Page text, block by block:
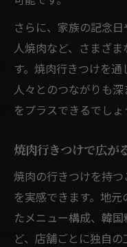
さらに、家族の記念
人焼肉など、さまざ
す。焼肉行きつけを
人々とのつながりも
をプラスできるでしょ
焼肉行きつけで広が
焼肉の行きつけを持
を実感できます。地
たメニュー構成、韓
ど、店舗ごとに独自